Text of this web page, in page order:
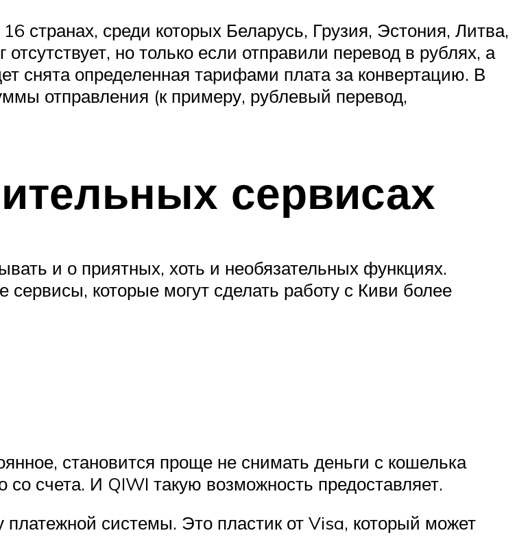
странах, среди которых Беларусь, Грузия, Эстония, Литва,
но только если отправили перевод в рублях, а
снята определенная тарифами плата за конвертацию. В
отправления (к примеру, рублевый перевод,
сервисах
и о приятных, хоть и необязательных функциях.
которые могут сделать работу с Киви более
становится проще не снимать деньги с кошелька
со счета. И QIWI такую возможность предоставляет.
системы. Это пластик от Visa, который может